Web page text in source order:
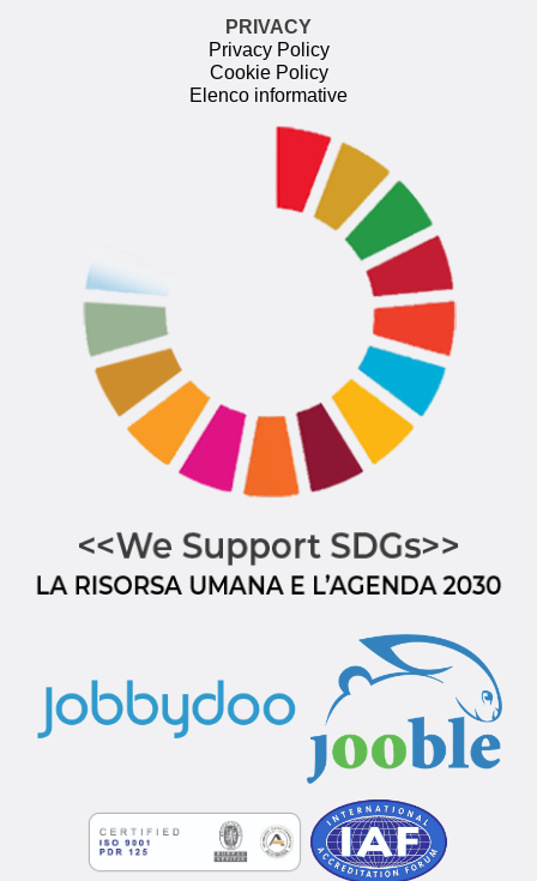
PRIVACY
Privacy Policy
Cookie Policy
Elenco informative